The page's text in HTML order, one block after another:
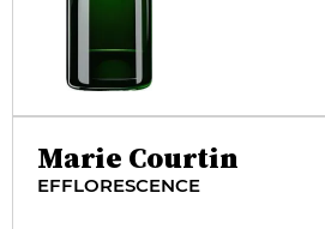
Marie Courtin
EFFLORESCENCE